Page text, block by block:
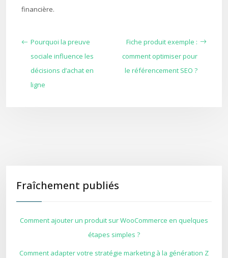
financière.
Pourquoi la preuve
sociale influence les
décisions d’achat en
ligne
Fiche produit exemple :
comment optimiser pour
le référencement SEO ?
Fraîchement publiés
Comment ajouter un produit sur WooCommerce en quelques
étapes simples ?
Comment adapter votre stratégie marketing à la génération Z